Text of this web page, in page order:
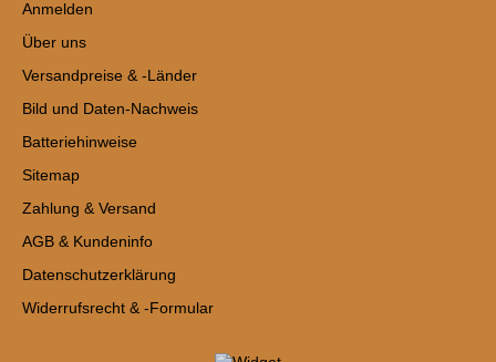
Anmelden
Über uns
Versandpreise & -Länder
Bild und Daten-Nachweis
Batteriehinweise
Sitemap
Zahlung & Versand
AGB & Kundeninfo
Datenschutzerklärung
Widerrufsrecht & -Formular